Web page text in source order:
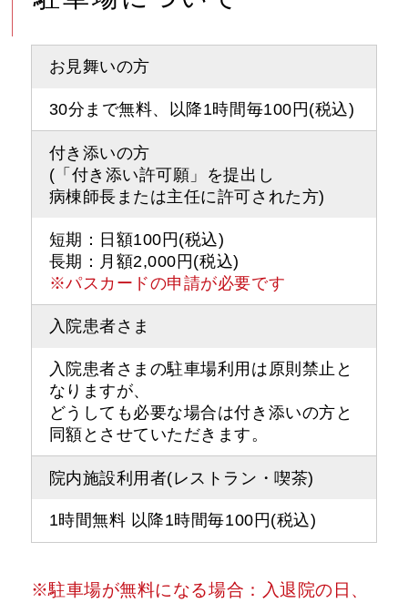
お見舞いの方
30分まで無料、以降1時間毎100円(税込)
付き添いの方
(「付き添い許可願」を提出し
病棟師長または主任に許可された方)
短期：日額100円(税込)
長期：月額2,000円(税込)
※パスカードの申請が必要です
入院患者さま
入院患者さまの駐車場利用は原則禁止と
なりますが、
どうしても必要な場合は付き添いの方と
同額とさせていただきます。
院内施設利用者(レストラン・喫茶)
1時間無料 以降1時間毎100円(税込)
※駐車場が無料になる場合：入退院の日、